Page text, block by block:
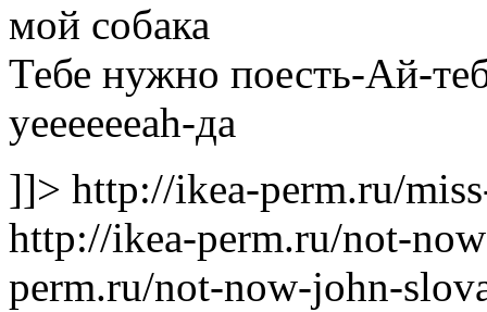
мой собака
Тебе нужно поесть-Ай-
yeeeeeeah-да
]]> http://ikea-perm.ru/
http://ikea-perm.ru/not-
perm.ru/not-now-john-